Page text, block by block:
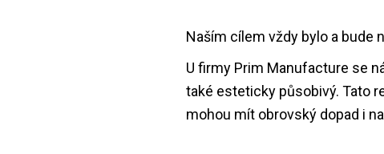
Naším cílem vždy bylo a bude
U firmy Prim Manufacture se
také esteticky působivý. Tato
mohou mít obrovský dopad i